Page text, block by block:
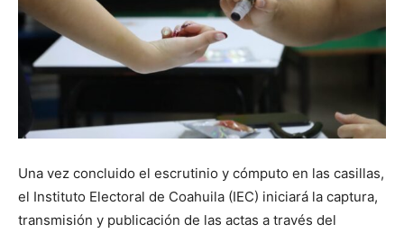
Una vez concluido el escrutinio y cómputo en las casillas,
el Instituto Electoral de Coahuila (IEC) iniciará la captura,
transmisión y publicación de las actas a través del